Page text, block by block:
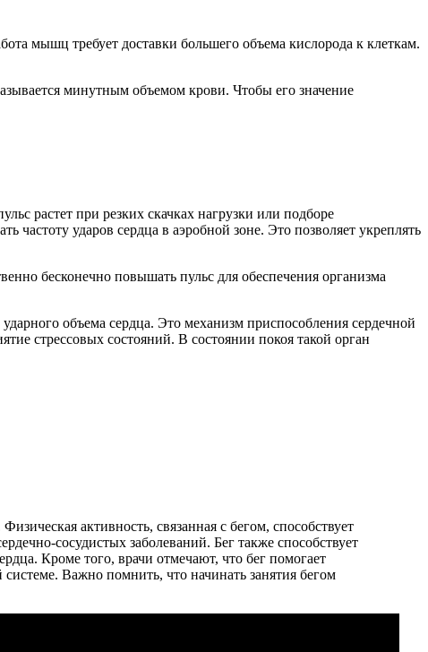
мышц требует доставки большего объема кислорода к клеткам.
минутным объемом крови. Чтобы его значение
растет при резких скачках нагрузки или подборе
ударов сердца в аэробной зоне. Это позволяет укреплять
бесконечно повышать пульс для обеспечения организма
объема сердца. Это механизм приспособления сердечной
стрессовых состояний. В состоянии покоя такой орган
активность, связанная с бегом, способствует
сосудистых заболеваний. Бег также способствует
Кроме того, врачи отмечают, что бег помогает
Важно помнить, что начинать занятия бегом